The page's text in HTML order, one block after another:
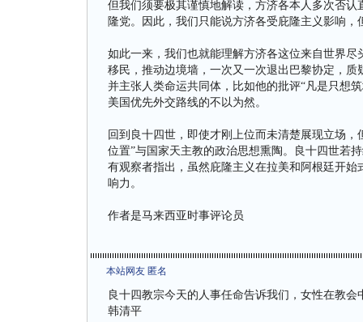
但我们须要极其谨慎地解读，方济各本人多次否
隆党。因此，我们只能说方济各受庇隆主义影响
如此一来，我们也就能理解方济各这位来自世界
移民，推动边境墙，一次又一次退出巴黎协定，
并主张人类命运共同体，比如他的批评“凡是只想
美国优先外交路线的不以为然。
回到良十四世，即使才刚上位而未清楚展现立场
位置”与国家天主教的政治思想熏陶。良十四世若
有观察者指出，虽然庇隆主义在拉美和阿根廷开
响力。
作者是马来西亚时事评论员
本站网友 匿名
良十四教宗今天的人事任命告诉我们，女性在教
韩清平